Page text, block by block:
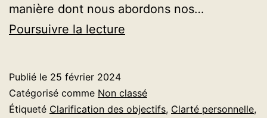
manière dont nous abordons nos…
Poursuivre la lecture
Besoins,
un
Publié le 25 février 2024
Catégorisé comme Non classé
Étiqueté Clarification des objectifs, Clarté personnelle,